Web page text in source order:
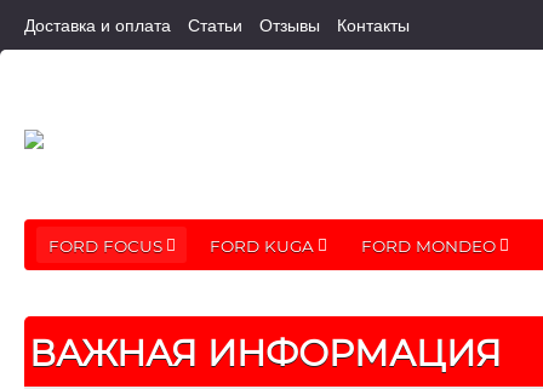
Доставка и оплата Статьи Отзывы Контакты
FORD FOCUS FORD KUGA FORD MONDEO
ВАЖНАЯ ИНФОРМАЦИЯ